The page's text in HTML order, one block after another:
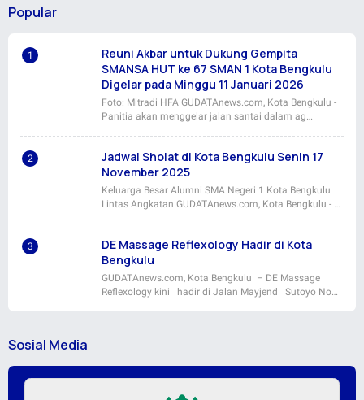
Popular
Reuni Akbar untuk Dukung Gempita
SMANSA HUT ke 67 SMAN 1 Kota Bengkulu
Digelar pada Minggu 11 Januari 2026
Foto: Mitradi HFA GUDATAnews.com, Kota Bengkulu -
Panitia akan menggelar jalan santai dalam ag…
Jadwal Sholat di Kota Bengkulu Senin 17
November 2025
Keluarga Besar Alumni SMA Negeri 1 Kota Bengkulu
Lintas Angkatan GUDATAnews.com, Kota Bengkulu - …
DE Massage Reflexology Hadir di Kota
Bengkulu
GUDATAnews.com, Kota Bengkulu – DE Massage
Reflexology kini hadir di Jalan Mayjend Sutoyo No…
Sosial Media